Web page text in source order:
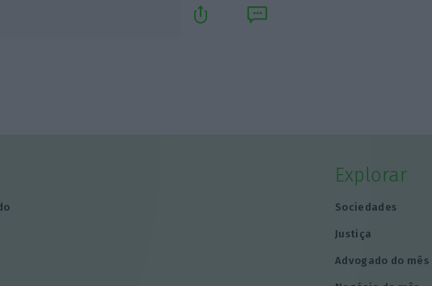
Explorar
Sociedades
Justiça
Advogado do mês